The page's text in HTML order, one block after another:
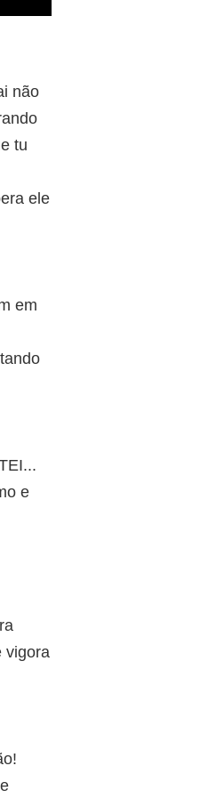
não
tu
ele
em
e
vigora